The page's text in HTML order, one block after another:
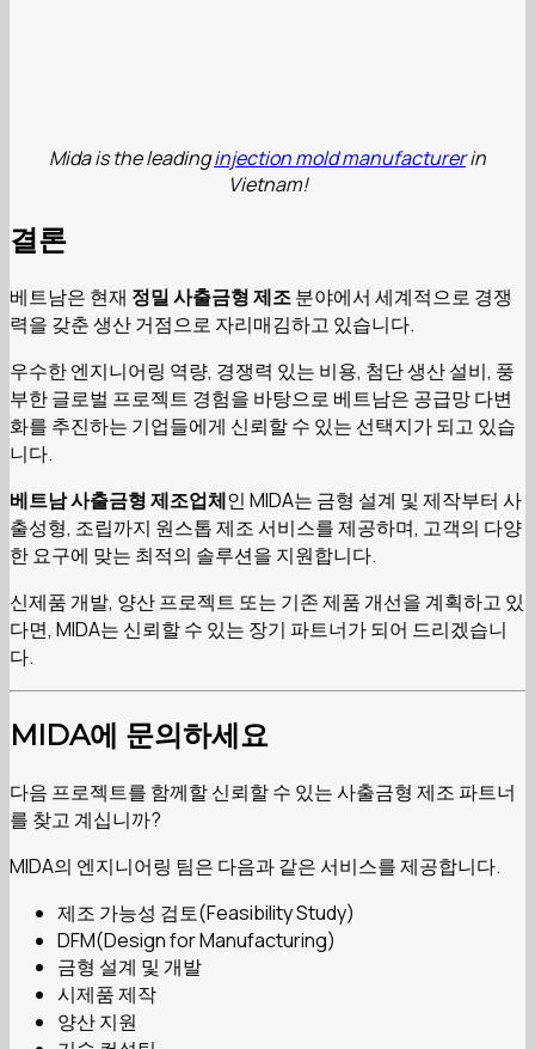
Mida is the leadinginjection mold manufacturerin
Vietnam!
결론
베트남은 현재 정밀 사출금형 제조분야에서 세계적으로 경쟁
력을 갖춘 생산 거점으로 자리매김하고 있습니다.
우수한 엔지니어링 역량, 경쟁력 있는 비용, 첨단 생산 설비, 풍
부한 글로벌 프로젝트 경험을 바탕으로 베트남은 공급망 다변
화를 추진하는 기업들에게 신뢰할 수 있는 선택지가 되고 있습
니다.
베트남 사출금형 제조업체인 MIDA는 금형 설계 및 제작부터 사
출성형, 조립까지 원스톱 제조 서비스를 제공하며, 고객의 다양
한 요구에 맞는 최적의 솔루션을 지원합니다.
신제품 개발, 양산 프로젝트 또는 기존 제품 개선을 계획하고 있
다면, MIDA는 신뢰할 수 있는 장기 파트너가 되어 드리겠습니
다.
MIDA에 문의하세요
다음 프로젝트를 함께할 신뢰할 수 있는 사출금형 제조 파트너
를 찾고 계십니까?
MIDA의 엔지니어링 팀은 다음과 같은 서비스를 제공합니다.
제조 가능성 검토(Feasibility Study)
DFM(Design for Manufacturing)
금형 설계 및 개발
시제품 제작
양산 지원